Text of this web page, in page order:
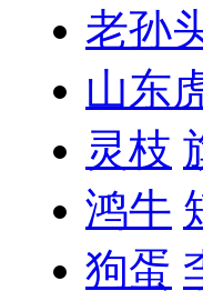
老孙
山东
灵枝
鸿牛
狗蛋